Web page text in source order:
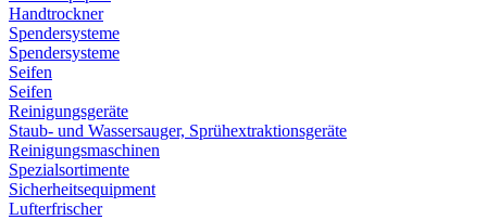
Handtrockner
Spendersysteme
Spendersysteme
Seifen
Seifen
Reinigungsgeräte
Staub- und Wassersauger, Sprühextraktionsgeräte
Reinigungsmaschinen
Spezialsortimente
Sicherheitsequipment
Lufterfrischer